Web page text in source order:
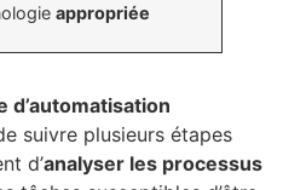
appropriée
d’automatisation
suivre plusieurs étapes
d’analyser les processus